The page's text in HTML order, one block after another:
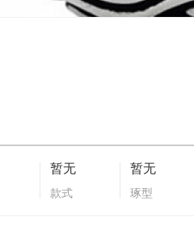
暂无
款式
暂无
琢型